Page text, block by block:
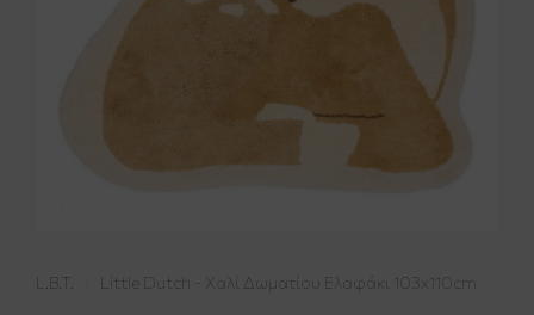
L.B.T. Little Dutch - Χαλί Δωματίου Ελαφάκι 103x110cm